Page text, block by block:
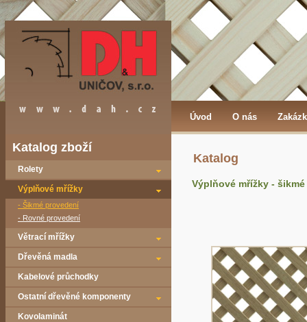
Úvod O nás
Katalog zboží
Rolety
Výplňové mřížky
- Šikmé provedení
- Rovné provedení
Větrací mřížky
Dřevěná madla
Kabelové průchodky
Ostatní dřevěné komponenty
Kovolaminát
Katalog
Výplňové mřížky -